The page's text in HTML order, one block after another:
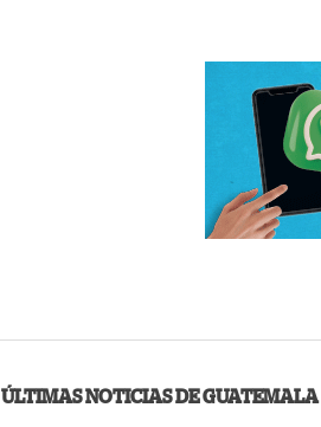
ÚLTIMAS NOTICIAS DE GUATEMALA